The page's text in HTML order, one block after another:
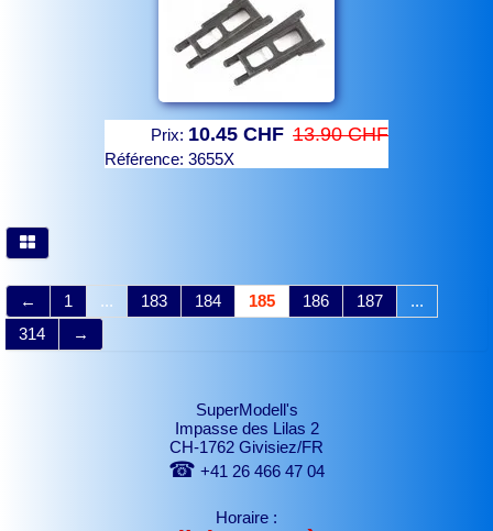
Prix: 10.45 CHF 13.90 CHF
Référence: 3655X
← 1 ... 183 184 185 186 187
...
314
→
SuperModell's
Impasse des Lilas 2
CH-1762 Givisiez/FR
☎ +41 26 466 47 04
Horaire :